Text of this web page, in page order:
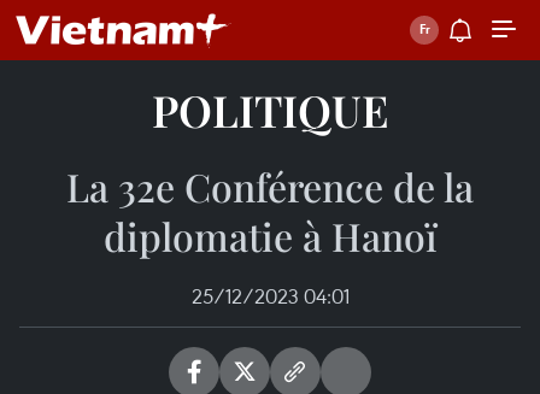
POLITIQUE
La 32e Conférence de la
diplomatie à Hanoï
25/12/2023 04:01